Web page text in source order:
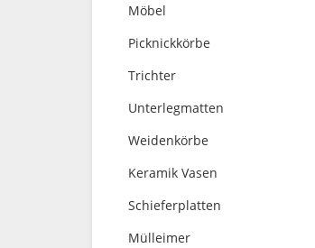
Möbel
Picknickkörbe
Trichter
Unterlegmatten
Weidenkörbe
Keramik Vasen
Schieferplatten
Mülleimer